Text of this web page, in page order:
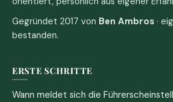
Gegründet 2017 von Ben Ambros ·
bestanden.
ERSTE SCHRITTE
Wann meldet sich die